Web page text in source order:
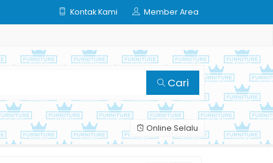
Kontak Kami Member Area
Cari
Online Selalu